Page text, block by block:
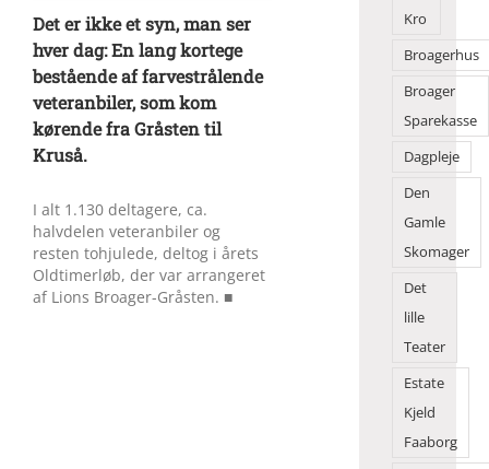
Det er ikke et syn, man ser
hver dag: En lang kortege
bestående af farvestrålende
veteranbiler, som kom
kørende fra Gråsten til
Kruså.
I alt 1.130 deltagere, ca.
halvdelen veteranbiler og
resten tohjulede, deltog i årets
Oldtimerløb, der var arrangeret
af Lions Broager-Gråsten. ■
Kro
Broagerhus
Broager
Sparekasse
Dagpleje
Den
Gamle
Skomager
Det
lille
Teater
Estate
Kjeld
Faaborg